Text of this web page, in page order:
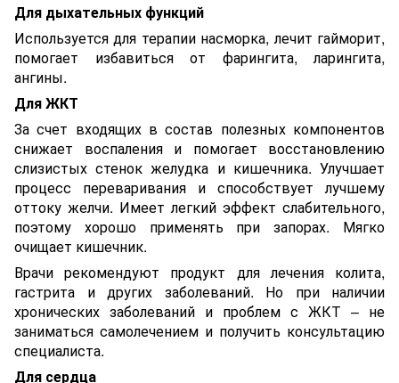
Для дыхательных функций
Используется для терапии насморка, лечит гайморит,
помогает избавиться от фарингита, ларингита,
ангины.
Для ЖКТ
За счет входящих в состав полезных компонентов
снижает воспаления и помогает восстановлению
слизистых стенок желудка и кишечника. Улучшает
процесс переваривания и способствует лучшему
оттоку желчи. Имеет легкий эффект слабительного,
поэтому хорошо применять при запорах. Мягко
очищает кишечник.
Врачи рекомендуют продукт для лечения колита,
гастрита и других заболеваний. Но при наличии
хронических заболеваний и проблем с ЖКТ – не
заниматься самолечением и получить консультацию
специалиста.
Для сердца